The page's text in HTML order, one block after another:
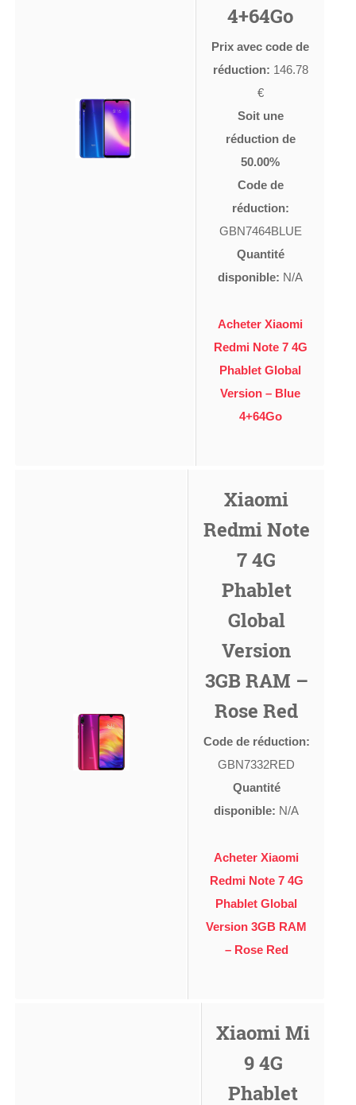
4+64Go
Prix avec code de
réduction: 146.78
€
Soit une
réduction de
50.00%
Code de
réduction:
GBN7464BLUE
Quantité
disponible: N/A
Acheter Xiaomi
Redmi Note 7 4G
Phablet Global
Version – Blue
4+64Go
Xiaomi
Redmi Note
7 4G
Phablet
Global
Version
3GB RAM –
Rose Red
Code de réduction:
GBN7332RED
Quantité
disponible: N/A
Acheter Xiaomi
Redmi Note 7 4G
Phablet Global
Version 3GB RAM
– Rose Red
Xiaomi Mi
9 4G
Phablet